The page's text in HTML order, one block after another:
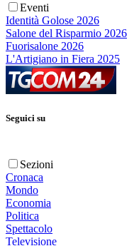
Eventi
Identità Golose 2026
Salone del Risparmio 2026
Fuorisalone 2026
L'Artigiano in Fiera 2025
Seguici su
Sezioni
Cronaca
Mondo
Economia
Politica
Spettacolo
Televisione